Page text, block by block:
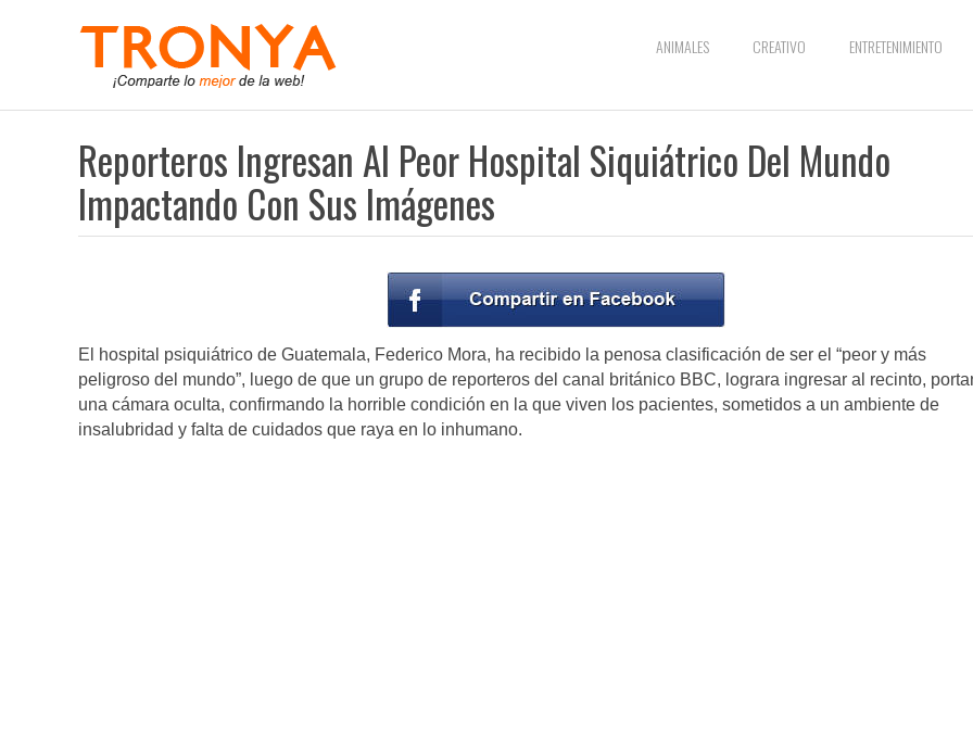
ANIMALES CREATIVO ENTRETENIMIENTO
Reporteros Ingresan Al Peor Hospital Siquiátrico Del Mundo
Impactando Con Sus Imágenes
El hospital psiquiátrico de Guatemala, Federico Mora, ha recibido la penosa clasificación de ser el “peor y más
peligroso del mundo”, luego de que un grupo de reporteros del canal británico BBC, lograra ingresar al recinto,
una cámara oculta, confirmando la horrible condición en la que viven los pacientes, sometidos a un ambiente de
insalubridad y falta de cuidados que raya en lo inhumano.